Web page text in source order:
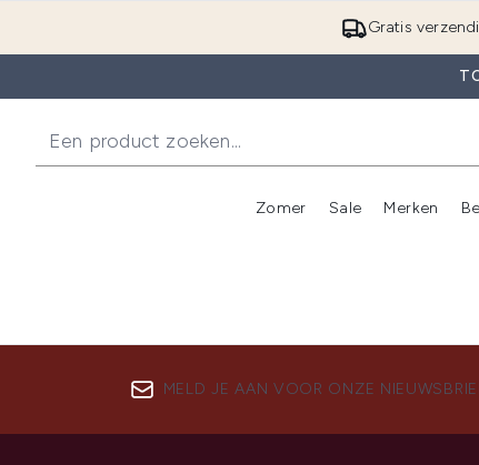
Gratis
Zomer
Enter
Sale Merken
MELD JE AAN VOOR ONZE